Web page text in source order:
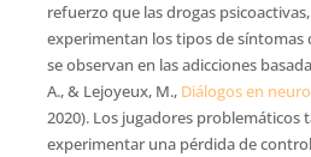
refuerzo que las drogas
experimentan los tipos de síntomas
se observan en las adicciones
A., & Lejoyeux, M., Diálogos en
2020). Los jugadores problemáticos
experimentar una pérdida de